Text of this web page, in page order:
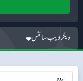
دیگر ویب سائٹس